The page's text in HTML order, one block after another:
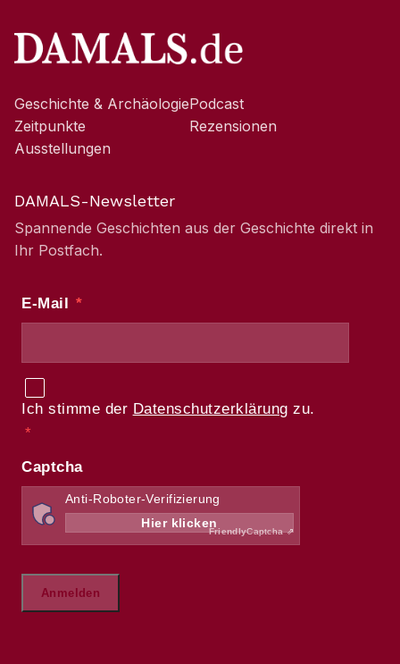
Geschichte & Archäologie
Zeitpunkte
Ausstellungen
Podcast
Rezensionen
DAMALS-Newsletter
Spannende Geschichten aus der Geschichte direkt in
Ihr Postfach.